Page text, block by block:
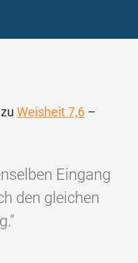
Weisheit 7,6 –
Eingang
den gleichen